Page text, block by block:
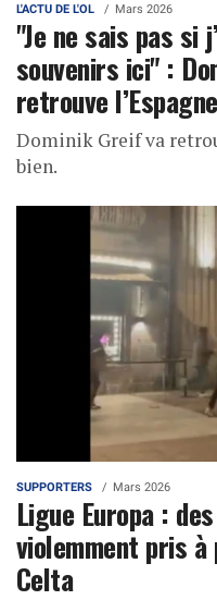
L'ACTU DE L'OL Mars 2026
"Je ne sais pas si
souvenirs ici" :
retrouve
Dominik Greif va
bien.
SUPPORTERS Mars 2026
Ligue Europa :
violemment pris
Celta